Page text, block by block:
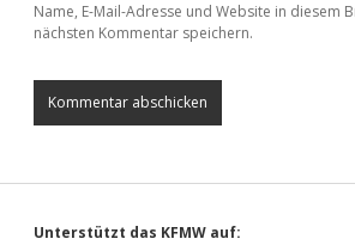
Name, E-Mail-Adresse und Website in diesem
nächsten Kommentar speichern.
Unterstützt das KFMW auf: